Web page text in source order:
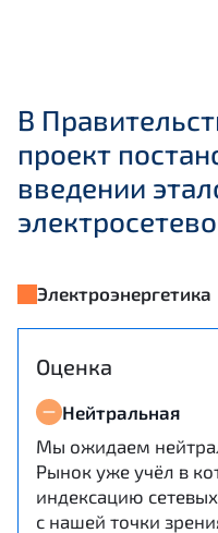
В
проект
введении
Электроэнергетика
Оценка
Нейтральная
Мы ожидаем
Рынок уже учёл в
индексацию
с нашей точки